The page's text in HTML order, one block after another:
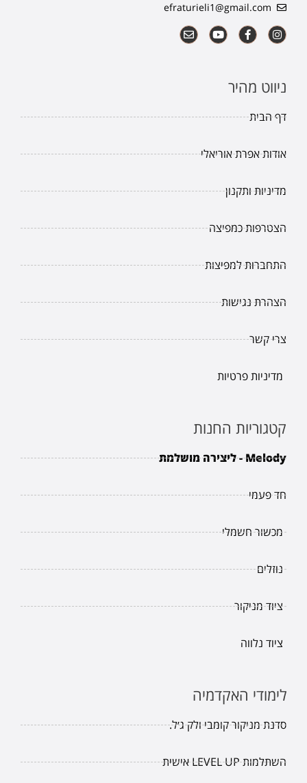
efraturieli1@gmail.com
ניווט מהיר
דף הבית
אודות אפרת אוריאלי
מדיניות ותקנון
הצטרפות כמפיצה
התחברות למפיצות
הצהרת נגישות
צרי קשר
מדיניות פרטיות
קטגוריות החנות
Melody - ליצירה מושלמת
חד פעמי
מכשור חשמלי
נוזלים
ציוד מניקור
ציוד נלווה
לימודי האקדמיה
סדנת מניקור קומבי ולק ג׳ל.
השתלמות LEVEL UP אישית